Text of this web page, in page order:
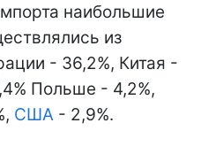
наибольшие
из
- 36,2%, Китая -
Польше - 4,2%,
США - 2,9%.